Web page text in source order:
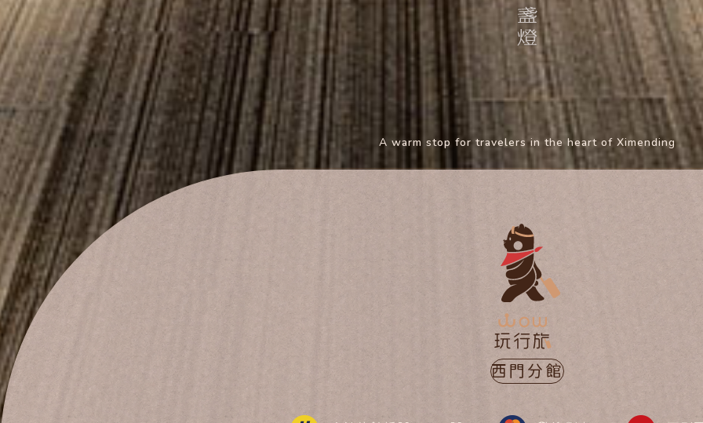
A warm stop for travelers in the heart of Ximending
西門分館